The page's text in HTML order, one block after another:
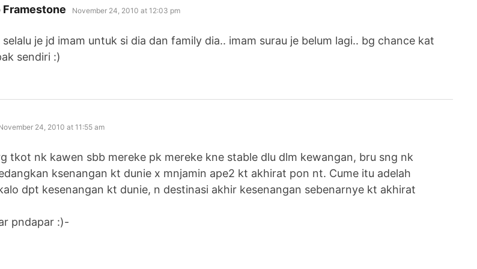
Framestone says:
November 24, 2010 at 12:03 pm
selalu je jd imam untuk si dia dan family dia.. imam surau je belum lagi.. bg chance kat
sendiri :)
24, 2010 at 11:55 am
tkot nk kawen sbb mereke pk mereke kne stable dlu dlm kewangan, bru sng nk
ksenangan kt dunie x mnjamin ape2 kt akhirat pon nt. Cume itu adelah
dpt kesenangan kt dunie, n destinasi akhir kesenangan sebenarnye kt akhirat
pndapar :)-